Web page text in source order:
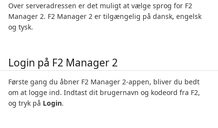
Over serveradressen er det muligt at vælge sprog for F2
Manager 2. F2 Manager 2 er tilgængelig på dansk, engelsk
og tysk.
Login på F2 Manager 2
Første gang du åbner F2 Manager 2-appen, bliver du bedt
om at logge ind. Indtast dit brugernavn og kodeord fra F2,
og tryk på Login.